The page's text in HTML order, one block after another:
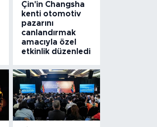
Çin'in Changsha
kenti otomotiv
pazarını
canlandırmak
amacıyla özel
etkinlik düzenledi